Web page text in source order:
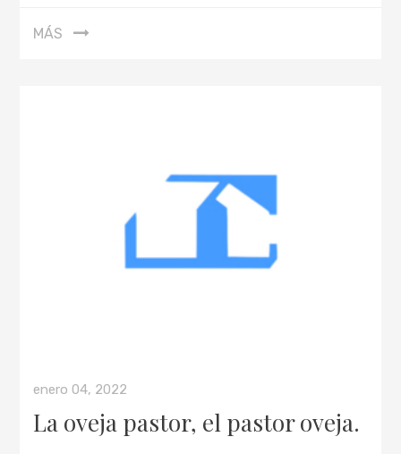
MÁS
enero 04, 2022
La oveja pastor, el pastor oveja.